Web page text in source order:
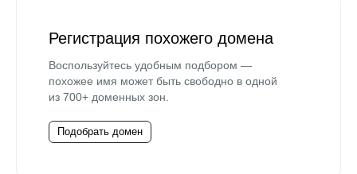
Регистрация похожего домена
Воспользуйтесь удобным подбором —
похожее имя может быть свободно в одной
из 700+ доменных зон.
Подобрать домен